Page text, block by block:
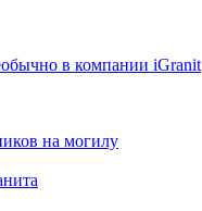
в компании iGranit
на могилу